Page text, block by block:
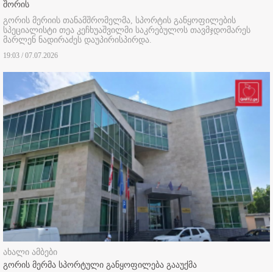
შორის
გორის მერიის თანამშრომელმა, სპორტის განყოფილების
სპეციალისტი თეა კეჩხუაშვილმი საკრებულოს თავმჯდომარეს
მარლენ ნადირაძეს დაუპირისპირდა.
19:03 / 07.07.2026
ახალი ამბები
გორის მერმა სპორტული განყოფილება გააუქმა